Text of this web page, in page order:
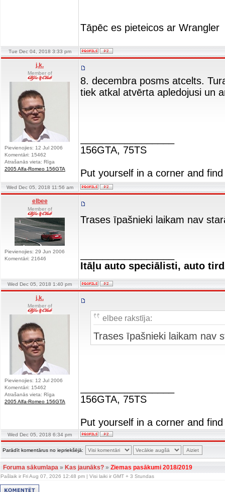
Tāpēc es pieteicos ar Wrangler
Tue Dec 04, 2018 3:33 pm
j.k.
Member of
Pievienojies: 12 Jul 2006
Komentāri: 15462
Atrašanās vieta: Rīga
2005 Alfa-Romeo 156GTA
8. decembra posms atcelts.
tiek atkal atvērta apledojusi un
156GTA, 75TS
Put yourself in a corner and
Wed Dec 05, 2018 11:56 am
elbee
Member of
Pievienojies: 29 Jun 2006
Komentāri: 21646
Trases īpašnieki laikam nav
Itāļu auto speciālisti, auto
Wed Dec 05, 2018 1:40 pm
j.k.
Member of
Pievienojies: 12 Jul 2006
Komentāri: 15462
Atrašanās vieta: Rīga
2005 Alfa-Romeo 156GTA
elbee rakstīja:
Trases īpašnieki laikam nav
156GTA, 75TS
Put yourself in a corner and
Wed Dec 05, 2018 6:34 pm
Parādīt komentārus no iepriekšējā:
Foruma sākumlapa»Kas jaunāks?»Ziemas pasākumi 2018/2019
Pašlaik ir Fri Aug 07, 2026 12:48 pm | Visi laiki ir GMT + 3 Stundas